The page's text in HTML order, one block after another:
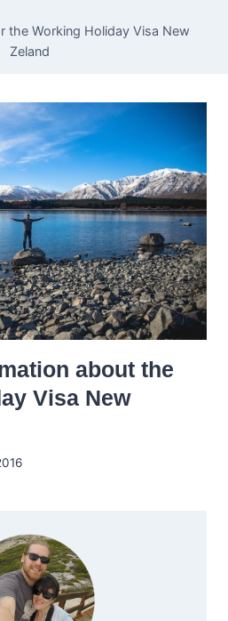
the Working Holiday Visa New
Zeland
about the
Visa New